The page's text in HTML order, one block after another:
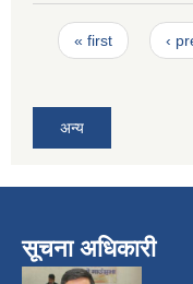
Pages
« first ‹
अन्य
सूचना अधिकारी